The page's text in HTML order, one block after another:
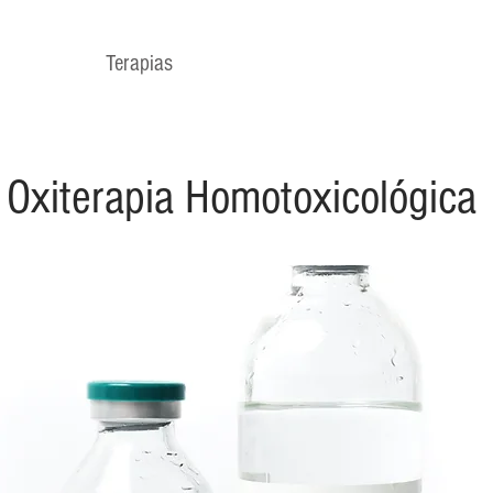
Terapias
Oxiterapia Homotoxicológica